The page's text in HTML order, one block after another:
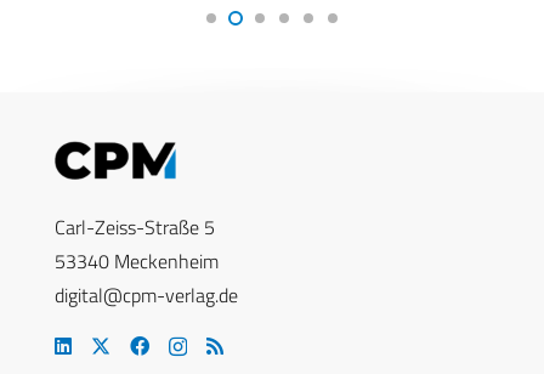
Carl-Zeiss-Straße 5
53340 Meckenheim
digital@cpm-verlag.de